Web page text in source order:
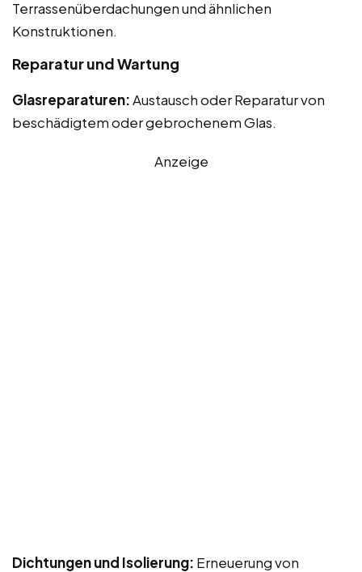
Terrassenüberdachungen und ähnlichen
Konstruktionen.
Reparatur und Wartung
Glasreparaturen:Austausch oder Reparatur von
beschädigtem oder gebrochenem Glas.
Anzeige
Dichtungen und Isolierung: Erneuerung von